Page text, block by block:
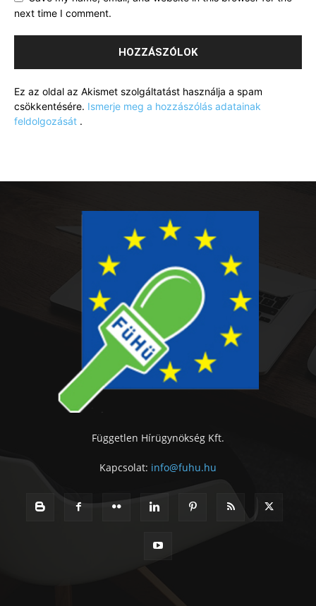
next time I comment.
Ez az oldal az Akismet szolgáltatást használja a spam
csökkentésére. Ismerje meg a hozzászólás adatainak
feldolgozását .
Független Hírügynökség Kft.
Kapcsolat: info@fuhu.hu